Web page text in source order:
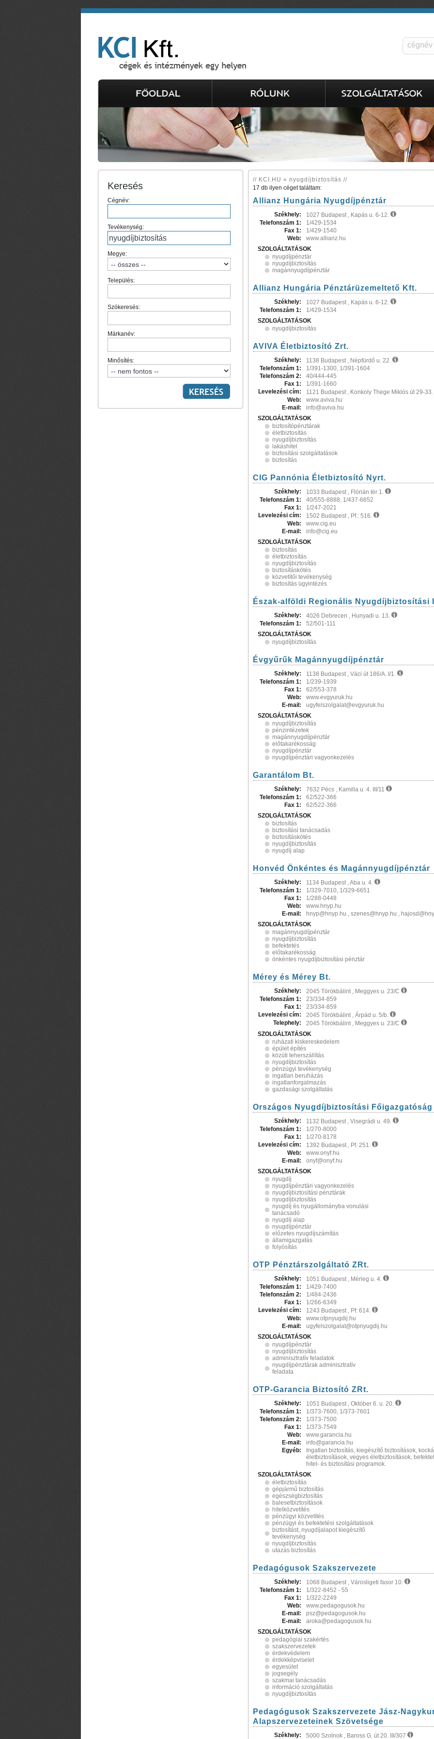
Keresés
Cégnév:
Tevékenység:
Megye:
Település:
Szókeresés:
Márkanév:
Minősítés:
// KCI.HU « nyugdíjbiztosítás //
17 db ilyen céget találtam:
Allianz Hungária Nyugdíjpénztár
Székhely:
1027 Budapest , Kapás u. 6-12.
Telefonszám 1:
1/429-1534
Fax 1:
1/429-1540
Web:
www.allianz.hu
SZOLGÁLTATÁSOK
nyugdíjpénztár
nyugdíjbiztosítás
magánnyugdíjpénztár
Allianz Hungária Pénztárüzemeltető Kft.
Székhely:
1027 Budapest , Kapás u. 6-12.
Telefonszám 1:
1/429-1534
SZOLGÁLTATÁSOK
nyugdíjbiztosítás
AVIVA Életbiztosító Zrt.
Székhely:
1138 Budapest , Népfürdő u. 22.
Telefonszám 1:
1/391-1300, 1/391-1604
Telefonszám 2:
40/444-445
Fax 1:
1/391-1660
Levelezési cím:
1121 Budapest , Konkoly Thege Miklós út 29-33.
Web:
www.aviva.hu
E-mail:
info@aviva.hu
SZOLGÁLTATÁSOK
biztosítópénztárak
életbiztosítás
nyugdíjbiztosítás
lakáshitel
biztosítási szolgáltatások
biztosítás
CIG Pannónia Életbiztosító Nyrt.
Székhely:
1033 Budapest , Flórián tér 1.
Telefonszám 1:
40/555-8888, 1/437-6652
Fax 1:
1/247-2021
Levelezési cím:
1502 Budapest , Pf.: 516.
Web:
www.cig.eu
E-mail:
info@cig.eu
SZOLGÁLTATÁSOK
biztosítás
életbiztosítás
nyugdíjbiztosítás
biztosításkötés
közvetítői tevékenység
biztosítás ügyintézés
Észak-alföldi Regionális Nyugdíjbiztosítási
Székhely:
4026 Debrecen , Hunyadi u. 13.
Telefonszám 1:
52/501-111
SZOLGÁLTATÁSOK
nyugdíjbiztosítás
Évgyűrűk Magánnyugdíjpénztár
Székhely:
1138 Budapest , Váci út 186/A. I/1.
Telefonszám 1:
1/239-1939
Fax 1:
62/553-378
Web:
www.evgyuruk.hu
E-mail:
ugyfelszolgalat@evgyuruk.hu
SZOLGÁLTATÁSOK
nyugdíjbiztosítás
pénzintézetek
magánnyugdíjpénztár
előtakarékosság
nyugdíjpénztár
nyugdíjpénztári vagyonkezelés
Garantálom Bt.
Székhely:
7632 Pécs , Kamilla u. 4. III/11
Telefonszám 1:
62/522-366
Fax 1:
62/522-366
SZOLGÁLTATÁSOK
biztosítás
biztosítási tanácsadás
biztosításkötés
nyugdíjbiztosítás
nyugdíj alap
Honvéd Önkéntes és Magánnyugdíjpénztár
Székhely:
1134 Budapest , Aba u. 4.
Telefonszám 1:
1/329-7010, 1/329-6651
Fax 1:
1/288-0448
Web:
www.hnyp.hu
E-mail:
hnyp@hnyp.hu , szenes@hnyp.hu ,
SZOLGÁLTATÁSOK
magánnyugdíjpénztár
nyugdíjbiztosítás
befektetés
előtakarékosság
önkéntes nyugdíjbiztosítási pénztár
Mérey és Mérey Bt.
Székhely:
2045 Törökbálint , Meggyes u. 23/C
Telefonszám 1:
23/334-859
Fax 1:
23/334-859
Levelezési cím:
2045 Törökbálint , Árpád u. 5/b.
Telephely:
2045 Törökbálint , Meggyes u. 23/C
SZOLGÁLTATÁSOK
ruházati kiskereskedelem
épület építés
közúti teherszállítás
nyugdíjbiztosítás
pénzügyi tevékenység
ingatlan beruházás
ingatlanforgalmazás
gazdasági szolgáltatás
Országos Nyugdíjbiztosítási Főigazgatóság
Székhely:
1132 Budapest , Visegrádi u. 49.
Telefonszám 1:
1/270-8000
Fax 1:
1/270-8178
Levelezési cím:
1392 Budapest , Pf. 251.
Web:
www.onyf.hu
E-mail:
onyf@onyf.hu
SZOLGÁLTATÁSOK
nyugdíj
nyugdíjpénztári vagyonkezelés
nyugdíjbiztosítási pénztárak
nyugdíjbiztosítás
nyugdíj és nyugállományba vonulási
tanácsadó
nyugdíj alap
nyugdíjpénztár
előzetes nyugdíjszámítás
államigazgatás
folyósítás
OTP Pénztárszolgáltató ZRt.
Székhely:
1051 Budapest , Mérleg u. 4.
Telefonszám 1:
1/429-7400
Telefonszám 2:
1/484-2436
Fax 1:
1/266-6349
Levelezési cím:
1243 Budapest , Pf: 614.
Web:
www.otpnyugdij.hu
E-mail:
ugyfelszolgalat@otpnyugdij.hu
SZOLGÁLTATÁSOK
nyugdíjpénztár
nyugdíjbiztosítás
adminisztratív feladatok
nyugdíjpénztárak adminisztratív
feladata
OTP-Garancia Biztosító ZRt.
Székhely:
1051 Budapest , Október 6. u. 20.
Telefonszám 1:
1/373-7600, 1/373-7601
Telefonszám 2:
1/373-7500
Fax 1:
1/373-7549
Web:
www.garancia.hu
E-mail:
info@garancia.hu
Egyéb:
Ingatlan biztosítás, kiegészítő biztosítások,
életbiztosítások, vegyes életbiztosítások,
hitel- és biztosítási programok.
SZOLGÁLTATÁSOK
életbiztosítás
gépjármű biztosítás
egészségbiztosítás
balesetbiztosítások
hitelközvetítés
pénzügyi közvetítés
pénzügyi és befektetési szolgáltatások
biztosítást, nyugdíjalapot kiegészítő
tevékenység
nyugdíjbiztosítás
utazás biztosítás
Pedagógusok Szakszervezete
Székhely:
1068 Budapest , Városligeti fasor 10.
Telefonszám 1:
1/322-8452 - 55
Fax 1:
1/322-2249
Web:
www.pedagogusok.hu
E-mail:
psz@pedagogusok.hu
E-mail:
aroka@pedagogusok.hu
SZOLGÁLTATÁSOK
pedagógiai szakértés
szakszervezetek
érdekvédelem
érdekképviselet
egyesület
jogsegély
szakmai tanácsadás
információ szolgáltatás
nyugdíjbiztosítás
Pedagógusok Szakszervezete Jász-
Alapszervezeteinek Szövetsége
Székhely: 5000 Szolnok , Baross G. út 20. III/307